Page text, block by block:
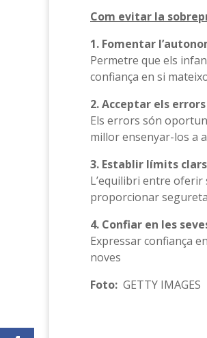
Com evitar la
1. Fomentar
Permetre que els
confiança en si
2. Acceptar els
Els errors són
millor ensenyar-los a
3. Establir límits
L’equilibri entre
proporcionar
4. Confiar en les
Expressar confiança
noves
Foto: GETTY IMAGES